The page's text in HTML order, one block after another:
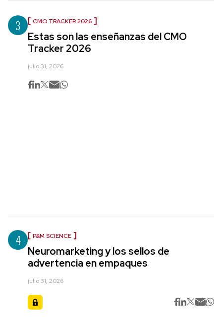
3 CMO TRACKER 2026
Estas son las enseñanzas del CMO
Tracker 2026
julio 31, 2026
4 P&M SCIENCE
Neuromarketing y los sellos de
advertencia en empaques
julio 31, 2026